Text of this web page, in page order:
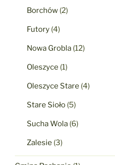
Borchów (2)
Futory (4)
Nowa Grobla (12)
Oleszyce (1)
Oleszyce Stare (4)
Stare Sioło (5)
Sucha Wola (6)
Zalesie (3)